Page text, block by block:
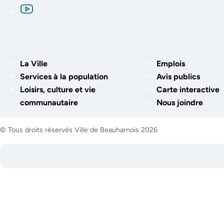
La Ville
Services à la population
Loisirs, culture et vie
communautaire
Emplois
Avis publics
Carte interactive
Nous joindre
© Tous droits réservés Ville de Beauharnois 2026